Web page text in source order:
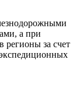
а при
регионы за счет